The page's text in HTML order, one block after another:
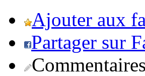
Ajouter aux
Partager sur
Commentaires